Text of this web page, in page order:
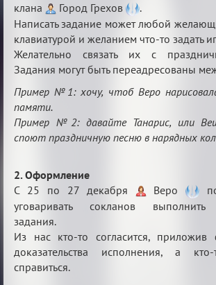
клана
Город Грехов
.
Написать задание может любой
клавиатурой и желанием что-то задать
Желательно связать их с
Задания могут быть переадресованы
Пример №1: хочу, чтоб Веро
памяти.
Пример №2: давайте Танарис, или
споют праздничную песню в нарядных
2. Оформление
С 25 по 27 декабря
Веро
уговаривать сокланов
задания.
Из нас кто-то согласится,
доказательства исполнения, а
справиться.